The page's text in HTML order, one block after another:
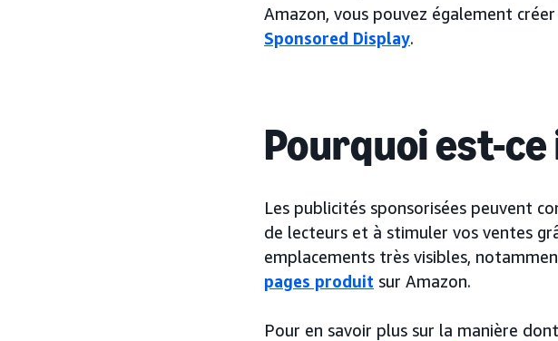
Amazon, vous pouvez également
Sponsored Display.
Pourquoi est-
Les publicités sponsorisées peuvent
de lecteurs et à stimuler vos ventes
emplacements très visibles,
pages produit sur Amazon.
Pour en savoir plus sur la manière